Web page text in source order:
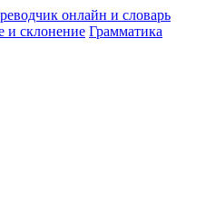
и склонение Грамматика